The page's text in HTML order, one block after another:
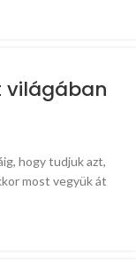
világában
hogy tudjuk azt,
most vegyük át